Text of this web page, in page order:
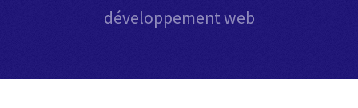
développement web